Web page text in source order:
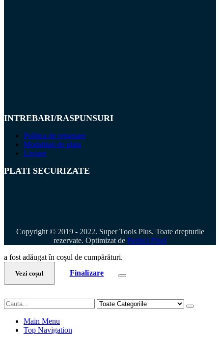
INTREBARI/RASPUNSURI
Politica de returnare
Modalitati de plata
Livrare
PLATI SECURIZATE
Copyright © 2019 - 2022. Super Tools Plus. Toate drepturile
rezervate. Optimizat de Perfect Pixel
a fost adăugat în coșul de cumpărături.
Vezi coșul Finalizare
Main Menu
Top Navigation